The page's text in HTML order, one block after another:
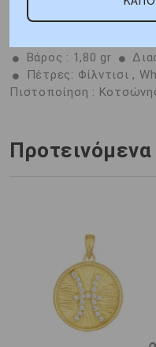
Βάρος : 1,80 gr
Πέτρες: Φίλντισι ,
Πιστοποίηση :